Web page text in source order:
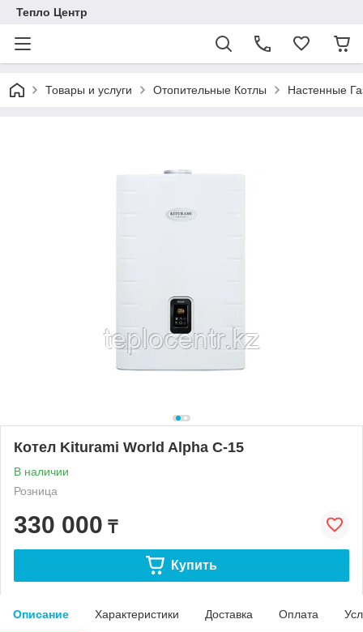
Тепло Центр
Товары и услуги Отопительные Котлы Настенные
Котел Kiturami World Alpha C-15
В наличии
Розница
330 000 ₸
Купить
Описание Характеристики Доставка Оплата